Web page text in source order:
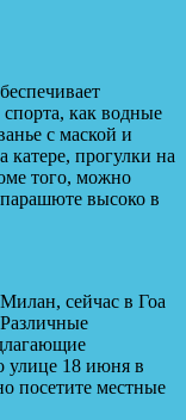
как водные
с маской и
катере, прогулки на
того, можно
высоко в
сейчас в Гоа
улице 18 июня в
посетите местные